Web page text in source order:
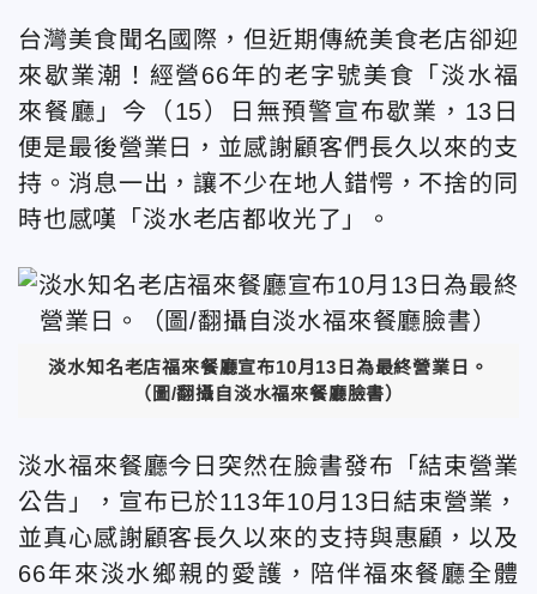
台灣美食聞名國際，但近期傳統美食老店卻迎
來歇業潮！經營66年的老字號美食「淡水福
來餐廳」今（15）日無預警宣布歇業，13日
便是最後營業日，並感謝顧客們長久以來的支
持。消息一出，讓不少在地人錯愕，不捨的同
時也感嘆「淡水老店都收光了」。
淡水知名老店福來餐廳宣布10月13日為最終營業日。
（圖/翻攝自淡水福來餐廳臉書）
淡水福來餐廳今日突然在臉書發布「結束營業
公告」，宣布已於113年10月13日結束營業，
並真心感謝顧客長久以來的支持與惠顧，以及
66年來淡水鄉親的愛護，陪伴福來餐廳全體